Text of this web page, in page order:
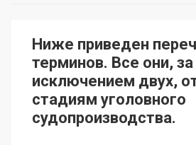
Ниже приведен
терминов. Все они, за
исключением двух,
стадиям уголовного
судопроизводства.